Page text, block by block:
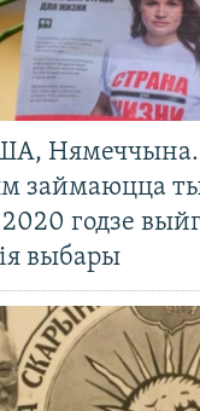
Нямеччына.
займаюцца
годзе
выбары